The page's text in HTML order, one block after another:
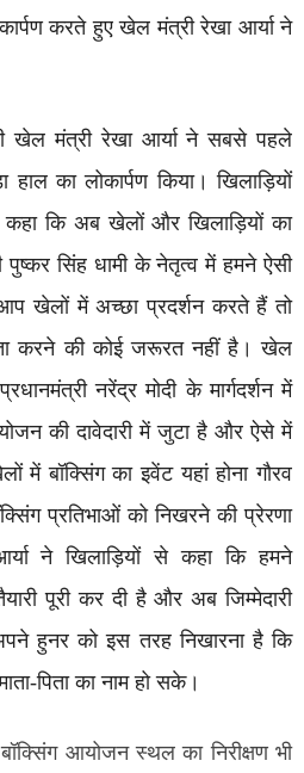
करते हुए खेल मंत्री रेखा आर्या ने
खेल मंत्री रेखा आर्या ने सबसे पहले
का लोकार्पण किया। खिलाड़ियों
कहा कि अब खेलों और खिलाड़ियों का
सिंह धामी के नेतृत्व में हमने ऐसी
खेलों में अच्छा प्रदर्शन करते हैं तो
करने की कोई जरूरत नहीं है। खेल
नरेंद्र मोदी के मार्गदर्शन में
की दावेदारी में जुटा है और ऐसे में
में बॉक्सिंग का इवेंट यहां होना गौरव
प्रतिभाओं को निखरने की प्रेरणा
ने खिलाड़ियों से कहा कि हमने
पूरी कर दी है और अब जिम्मेदारी
हुनर को इस तरह निखारना है कि
पिता का नाम हो सके।
आयोजन स्थल का निरीक्षण भी